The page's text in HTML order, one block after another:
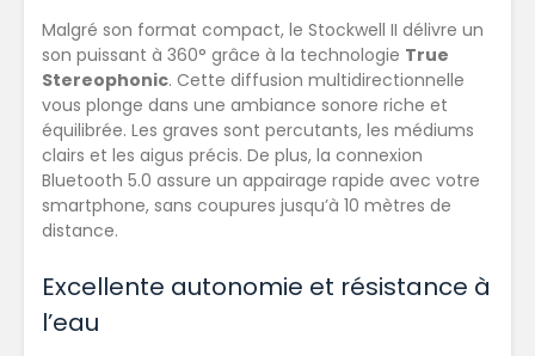
Malgré son format compact, le Stockwell II délivre un
son puissant à 360° grâce à la technologie True
Stereophonic. Cette diffusion multidirectionnelle
vous plonge dans une ambiance sonore riche et
équilibrée. Les graves sont percutants, les médiums
clairs et les aigus précis. De plus, la connexion
Bluetooth 5.0 assure un appairage rapide avec votre
smartphone, sans coupures jusqu’à 10 mètres de
distance.
Excellente autonomie et résistance à
l’eau